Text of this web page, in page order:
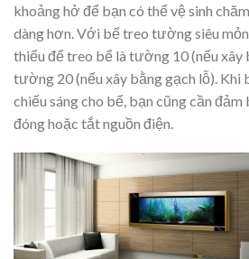
khoảng hở để bạn có thể vệ sinh
dàng hơn. Với bể treo tường siêu
thiểu để treo bể là tường 10 (nếu xây
tường 20 (nếu xây bằng gạch lỗ). Khi
chiếu sáng cho bể, bạn cũng cần đảm
đóng hoặc tắt nguồn điện.